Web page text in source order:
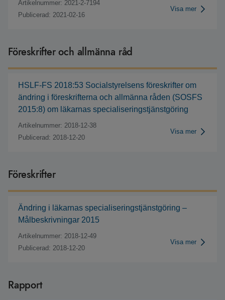
Artikelnummer: 2021-2-7194
Publicerad: 2021-02-16
Visa mer
Föreskrifter och allmänna råd
HSLF-FS 2018:53 Socialstyrelsens föreskrifter om
ändring i föreskrifterna och allmänna råden (SOSFS
2015:8) om läkarnas specialiseringstjänstgöring
Artikelnummer: 2018-12-38
Publicerad: 2018-12-20
Visa mer
Föreskrifter
Ändring i läkarnas specialiseringstjänstgöring –
Målbeskrivningar 2015
Artikelnummer: 2018-12-49
Publicerad: 2018-12-20
Visa mer
Rapport